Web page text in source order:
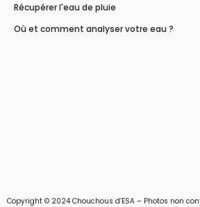
Récupérer l'eau de pluie
Où et comment analyser votre eau ?
Copyright © 2024 Chouchous d’ESA – Photos non